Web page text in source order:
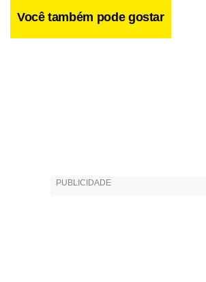
Você também pode gostar